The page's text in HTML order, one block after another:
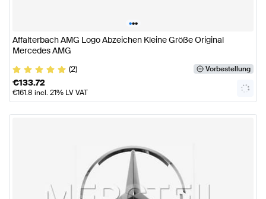
•••
Affalterbach AMG Logo Abzeichen Kleine Größe Original
Mercedes AMG
(2)
Vorbestellung
€133.72
€161.8 incl. 21% LV VAT